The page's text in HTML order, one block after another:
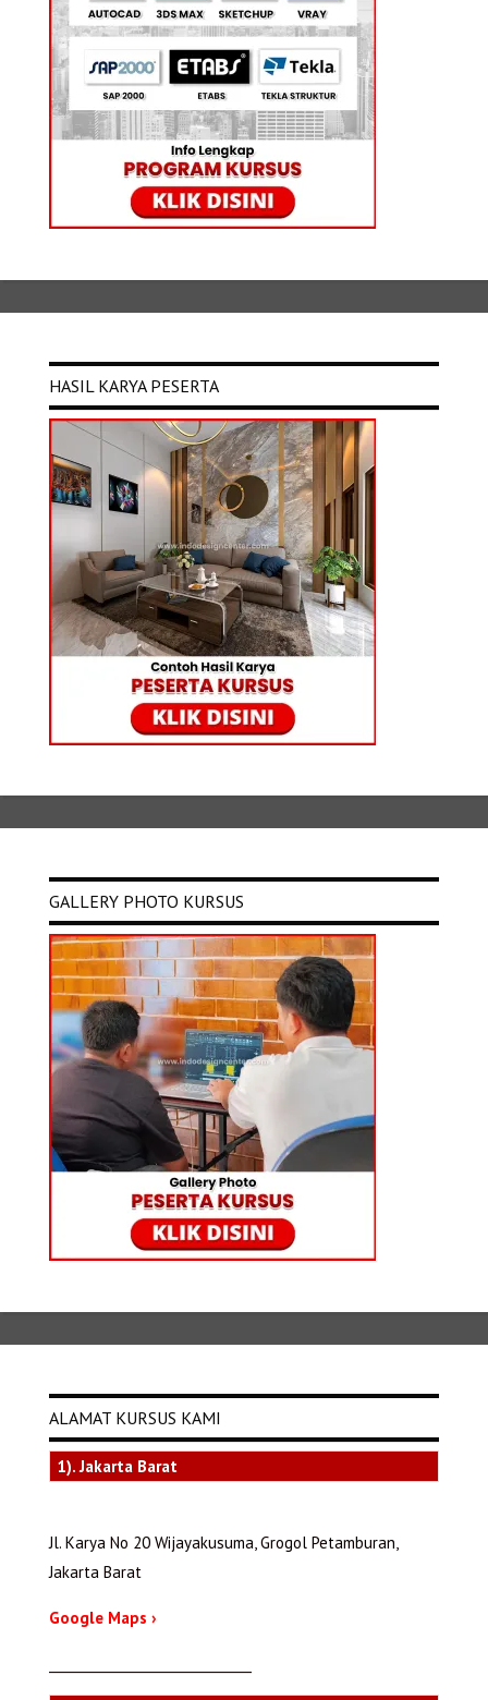
HASIL KARYA PESERTA
GALLERY PHOTO KURSUS
ALAMAT KURSUS KAMI
1). Jakarta Barat
Jl. Karya No 20 Wijayakusuma, Grogol Petamburan,
Jakarta Barat
Google Maps ›